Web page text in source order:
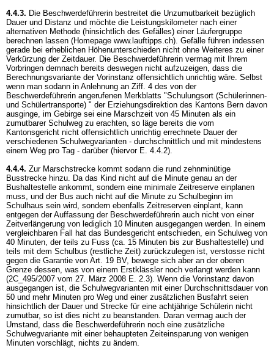
4.4.3. Die Beschwerdeführerin bestreitet die Unzumutbarkeit bezüglich
Dauer und Distanz und möchte die Leistungskilometer nach einer
alternativen Methode (hinsichtlich des Gefälles) einer Läufergruppe
berechnen lassen (Homepage www.lauftipps.ch). Gefälle führen indessen
gerade bei erheblichen Höhenunterschieden nicht ohne Weiteres zu einer
Verkürzung der Zeitdauer. Die Beschwerdeführerin vermag mit Ihrem
Vorbringen demnach bereits deswegen nicht aufzuzeigen, dass die
Berechnungsvariante der Vorinstanz offensichtlich unrichtig wäre. Selbst
wenn man sodann in Anlehnung an Ziff. 4 des von der
Beschwerdeführerin angerufenen Merkblatts "Schulungsort (Schülerinnen-
und Schülertransporte) " der Erziehungsdirektion des Kantons Bern davon
ausginge, im Gebirge sei eine Marschzeit von 45 Minuten als ein
zumutbarer Schulweg zu erachten, so läge bereits die vom
Kantonsgericht nicht offensichtlich unrichtig errechnete Dauer der
verschiedenen Schulwegvarianten - durchschnittlich und mit mindestens
einem Weg pro Tag - darüber (hiervor E. 4.4.2).
4.4.4. Zur Marschstrecke kommt sodann die rund zehnminütige
Busstrecke hinzu. Da das Kind nicht auf die Minute genau an der
Bushaltestelle ankommt, sondern eine minimale Zeitreserve einplanen
muss, und der Bus auch nicht auf die Minute zu Schulbeginn im
Schulhaus sein wird, sondern ebenfalls Zeitreserven einplant, kann
entgegen der Auffassung der Beschwerdeführerin auch nicht von einer
Zeitverlängerung von lediglich 10 Minuten ausgegangen werden. In einem
vergleichbaren Fall hat das Bundesgericht entschieden, ein Schulweg von
40 Minuten, der teils zu Fuss (ca. 15 Minuten bis zur Bushaltestelle) und
teils mit dem Schulbus (restliche Zeit) zurückzulegen ist, verstosse nicht
gegen die Garantie von Art. 19 BV, bewege sich aber an der oberen
Grenze dessen, was von einem Erstklässler noch verlangt werden kann
(2C_495/2007 vom 27. März 2008 E. 2.3). Wenn die Vorinstanz davon
ausgegangen ist, die Schulwegvarianten mit einer Durchschnittsdauer von
50 und mehr Minuten pro Weg und einer zusätzlichen Busfahrt seien
hinsichtlich der Dauer und Strecke für eine achtjährige Schülerin nicht
zumutbar, so ist dies nicht zu beanstanden. Daran vermag auch der
Umstand, dass die Beschwerdeführerin noch eine zusätzliche
Schulwegvariante mit einer behaupteten Zeiteinsparung von wenigen
Minuten vorschlägt, nichts zu ändern.